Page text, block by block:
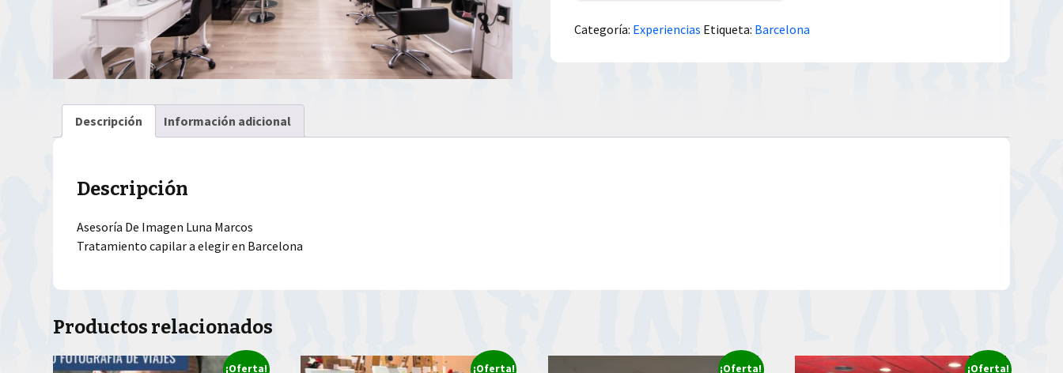
Categoría: Experiencias Etiqueta: Barcelona
Descripción Información adicional
Descripción
Asesoría De Imagen Luna Marcos
Tratamiento capilar a elegir en Barcelona
Productos relacionados
¡Oferta! ¡Oferta! ¡Oferta! ¡Oferta!